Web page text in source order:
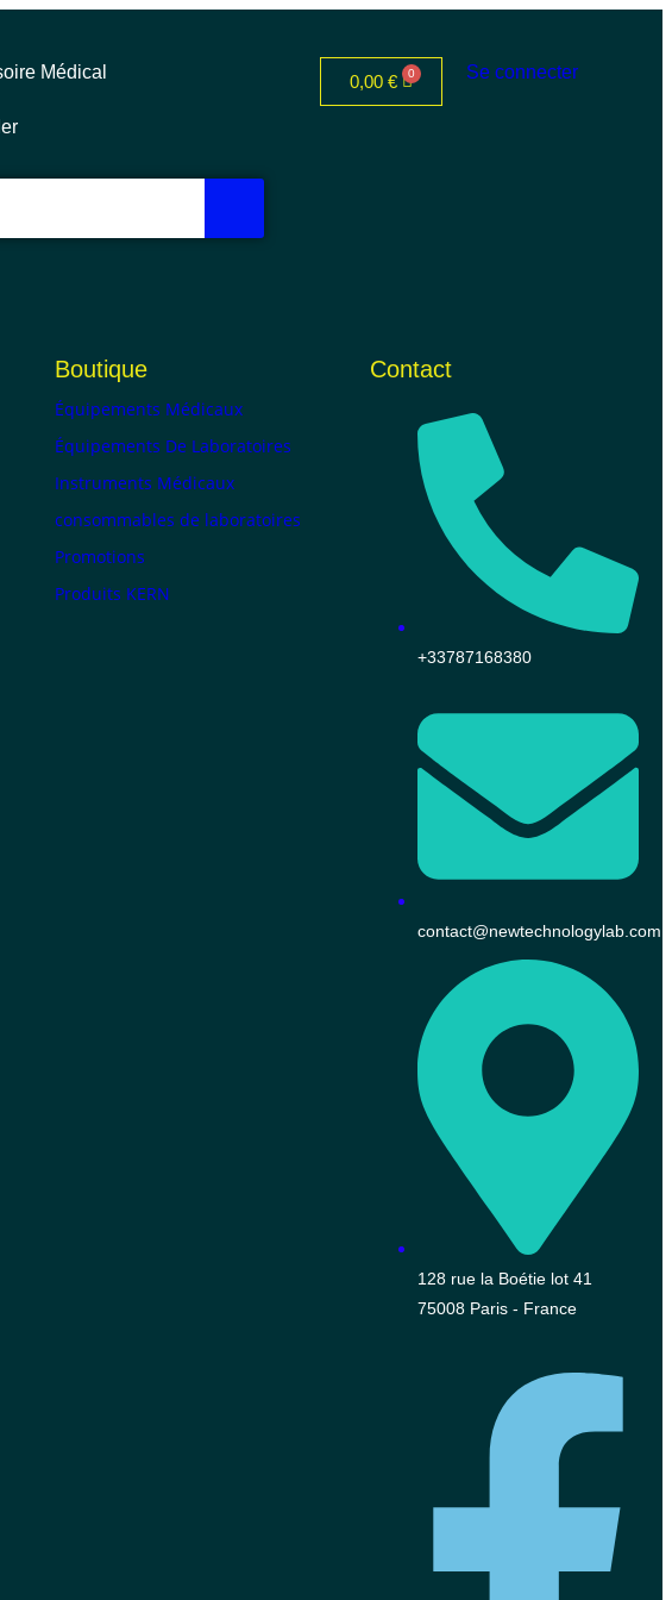
Médical 0,00 € Se connecter
Boutique
Équipements Médicaux
Équipements De Laboratoires
Instruments Médicaux
consommables de laboratoires
Promotions
Produits KERN
Contact
+33787168380
contact@newtechnologylab.com
128 rue la Boétie lot 41
75008 Paris - France